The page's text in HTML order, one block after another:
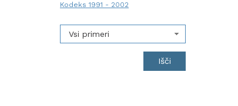
Kodeks 1991 - 2002
Vsi primeri